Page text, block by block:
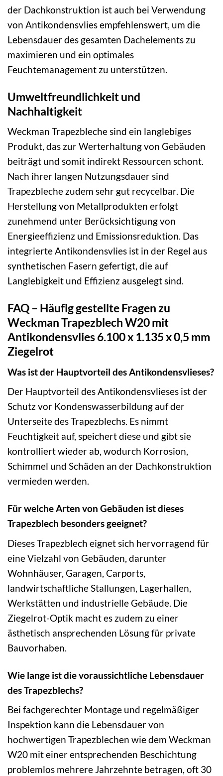
der Dachkonstruktion ist auch bei Verwendung
von Antikondensvlies empfehlenswert, um die
Lebensdauer des gesamten Dachelements zu
maximieren und ein optimales
Feuchtemanagement zu unterstützen.
Umweltfreundlichkeit und
Nachhaltigkeit
Weckman Trapezbleche sind ein langlebiges
Produkt, das zur Werterhaltung von Gebäuden
beiträgt und somit indirekt Ressourcen schont.
Nach ihrer langen Nutzungsdauer sind
Trapezbleche zudem sehr gut recycelbar. Die
Herstellung von Metallprodukten erfolgt
zunehmend unter Berücksichtigung von
Energieeffizienz und Emissionsreduktion. Das
integrierte Antikondensvlies ist in der Regel aus
synthetischen Fasern gefertigt, die auf
Langlebigkeit und Effizienz ausgelegt sind.
FAQ – Häufig gestellte Fragen zu
Weckman Trapezblech W20 mit
Antikondensvlies 6.100 x 1.135 x 0,5 mm
Ziegelrot
Was ist der Hauptvorteil des Antikondensvlieses?
Der Hauptvorteil des Antikondensvlieses ist der
Schutz vor Kondenswasserbildung auf der
Unterseite des Trapezblechs. Es nimmt
Feuchtigkeit auf, speichert diese und gibt sie
kontrolliert wieder ab, wodurch Korrosion,
Schimmel und Schäden an der Dachkonstruktion
vermieden werden.
Für welche Arten von Gebäuden ist dieses
Trapezblech besonders geeignet?
Dieses Trapezblech eignet sich hervorragend für
eine Vielzahl von Gebäuden, darunter
Wohnhäuser, Garagen, Carports,
landwirtschaftliche Stallungen, Lagerhallen,
Werkstätten und industrielle Gebäude. Die
Ziegelrot-Optik macht es zudem zu einer
ästhetisch ansprechenden Lösung für private
Bauvorhaben.
Wie lange ist die voraussichtliche Lebensdauer
des Trapezblechs?
Bei fachgerechter Montage und regelmäßiger
Inspektion kann die Lebensdauer von
hochwertigen Trapezblechen wie dem Weckman
W20 mit einer entsprechenden Beschichtung
problemlos mehrere Jahrzehnte betragen, oft 30